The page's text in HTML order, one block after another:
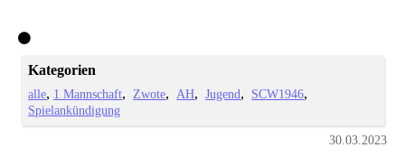
Kategorien
alle 1 Mannschaft Zwote AH Jugend
SCW1946
Spielankündigung
30.03.2023